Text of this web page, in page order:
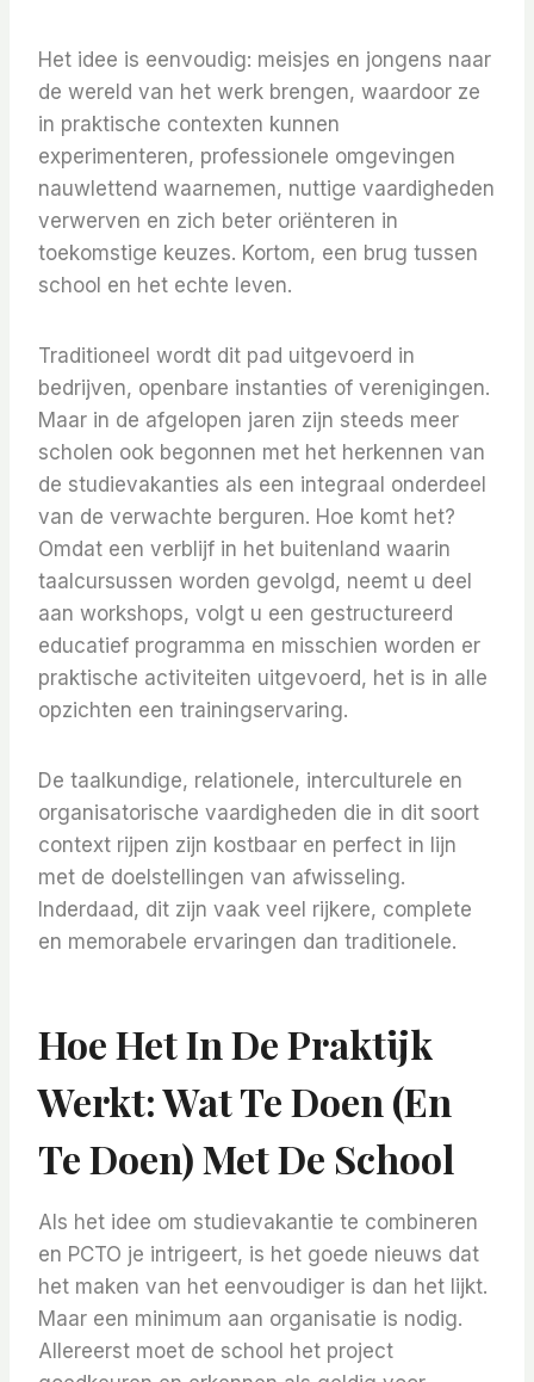
Het idee is eenvoudig: meisjes en jongens naar
de wereld van het werk brengen, waardoor ze
in praktische contexten kunnen
experimenteren, professionele omgevingen
nauwlettend waarnemen, nuttige vaardigheden
verwerven en zich beter oriënteren in
toekomstige keuzes. Kortom, een brug tussen
school en het echte leven.
Traditioneel wordt dit pad uitgevoerd in
bedrijven, openbare instanties of verenigingen.
Maar in de afgelopen jaren zijn steeds meer
scholen ook begonnen met het herkennen van
de studievakanties als een integraal onderdeel
van de verwachte berguren. Hoe komt het?
Omdat een verblijf in het buitenland waarin
taalcursussen worden gevolgd, neemt u deel
aan workshops, volgt u een gestructureerd
educatief programma en misschien worden er
praktische activiteiten uitgevoerd, het is in alle
opzichten een trainingservaring.
De taalkundige, relationele, interculturele en
organisatorische vaardigheden die in dit soort
context rijpen zijn kostbaar en perfect in lijn
met de doelstellingen van afwisseling.
Inderdaad, dit zijn vaak veel rijkere, complete
en memorabele ervaringen dan traditionele.
Hoe Het In De Praktijk
Werkt: Wat Te Doen (en
Te Doen) Met De School
Als het idee om studievakantie te combineren
en PCTO je intrigeert, is het goede nieuws dat
het maken van het eenvoudiger is dan het lijkt.
Maar een minimum aan organisatie is nodig.
Allereerst moet de school het project